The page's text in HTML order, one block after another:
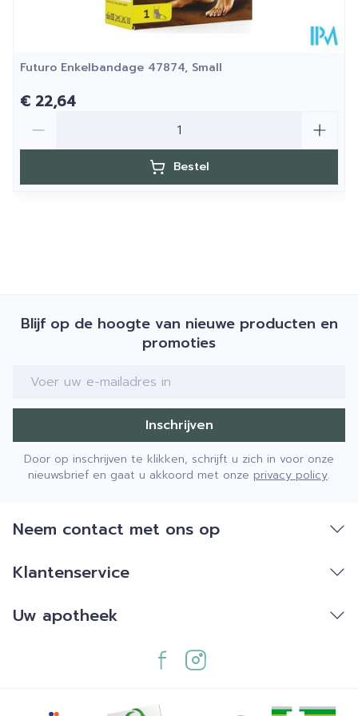
Futuro Enkelbandage 47874, Small
€ 22,64
Bestel
Blijf op de hoogte van nieuwe producten en
promoties
E-mail adres
Inschrijven
Door op inschrijven te klikken, schrijft u zich in voor onze
nieuwsbrief en gaat u akkoord met onze privacy policy.
Neem contact met ons op
Klantenservice
Uw apotheek